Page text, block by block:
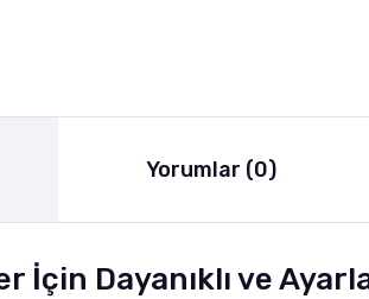
Yorumlar (0)
İçin Dayanıklı ve